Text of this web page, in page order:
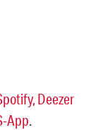
Deezer
App.